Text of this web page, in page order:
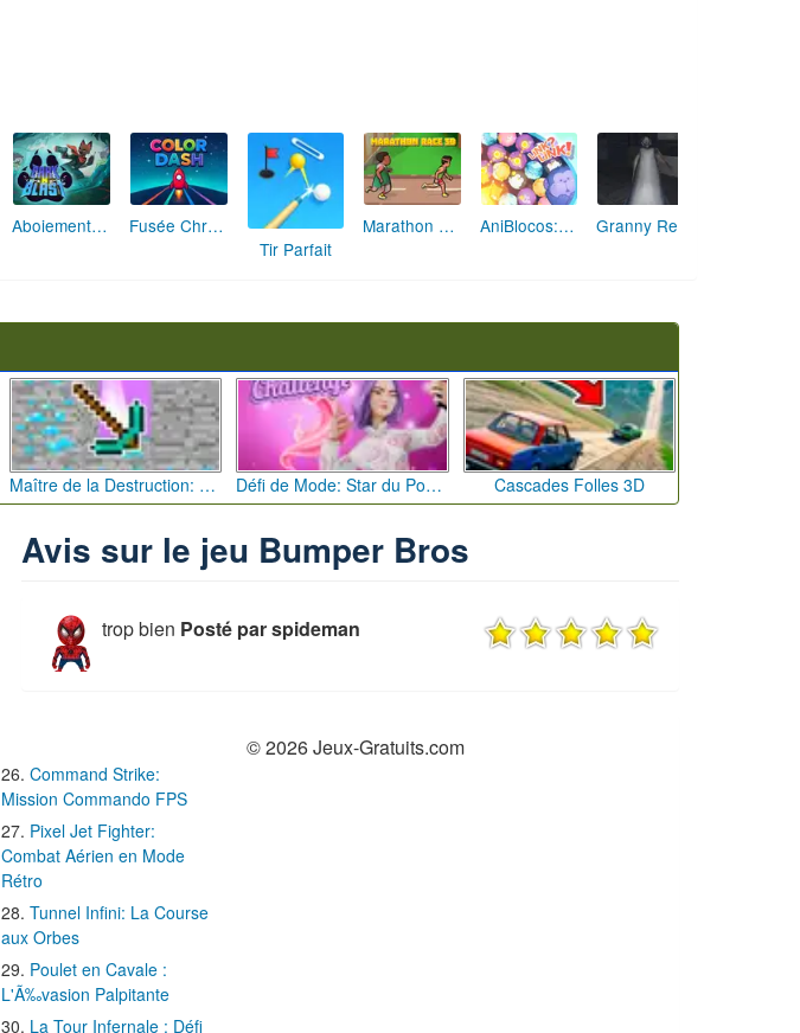
Aboiement Stellaire : Aventure Canine
Fusée Chromatique: La Course des Couleurs
Tir Parfait
Marathon Champion io AniBlocos: Connecte les Animaux Mignons!
Maître de la Destruction: Fusion de Pioches Défi de Mode: Star du Podium Cascades Folles 3D
Avis sur le jeu Bumper Bros
trop bien Posté par spideman
Command Strike:
Mission Commando FPS
Pixel Jet Fighter:
Combat Aérien en Mode
Rétro
Tunnel Infini: La Course
aux Orbes
Poulet en Cavale :
L'Ã‰vasion Palpitante
La Tour Infernale : Défi
© 2026 Jeux-Gratuits.com